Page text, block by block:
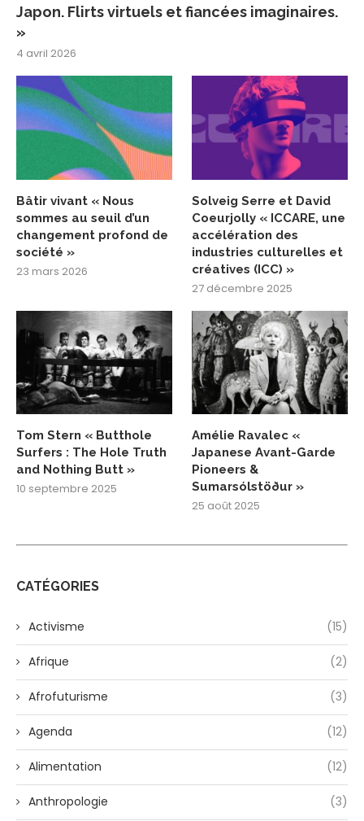
Japon. Flirts virtuels et fiancées imaginaires.
»
4 avril 2026
Bâtir vivant « Nous
sommes au seuil d’un
changement profond de
société »
23 mars 2026
Solveig Serre et David
Coeurjolly « ICCARE, une
accélération des
industries culturelles et
créatives (ICC) »
27 décembre 2025
Tom Stern « Butthole
Surfers : The Hole Truth
and Nothing Butt »
10 septembre 2025
Amélie Ravalec «
Japanese Avant-Garde
Pioneers &
Sumarsólstöður »
25 août 2025
CATÉGORIES
Activisme (15)
Afrique (2)
Afrofuturisme (3)
Agenda (12)
Alimentation (12)
Anthropologie (3)